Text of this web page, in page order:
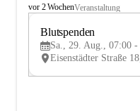
B
e
vor 2 WochenVeranstaltung
Blutspenden
Sa., 29. Aug., 07:00 -